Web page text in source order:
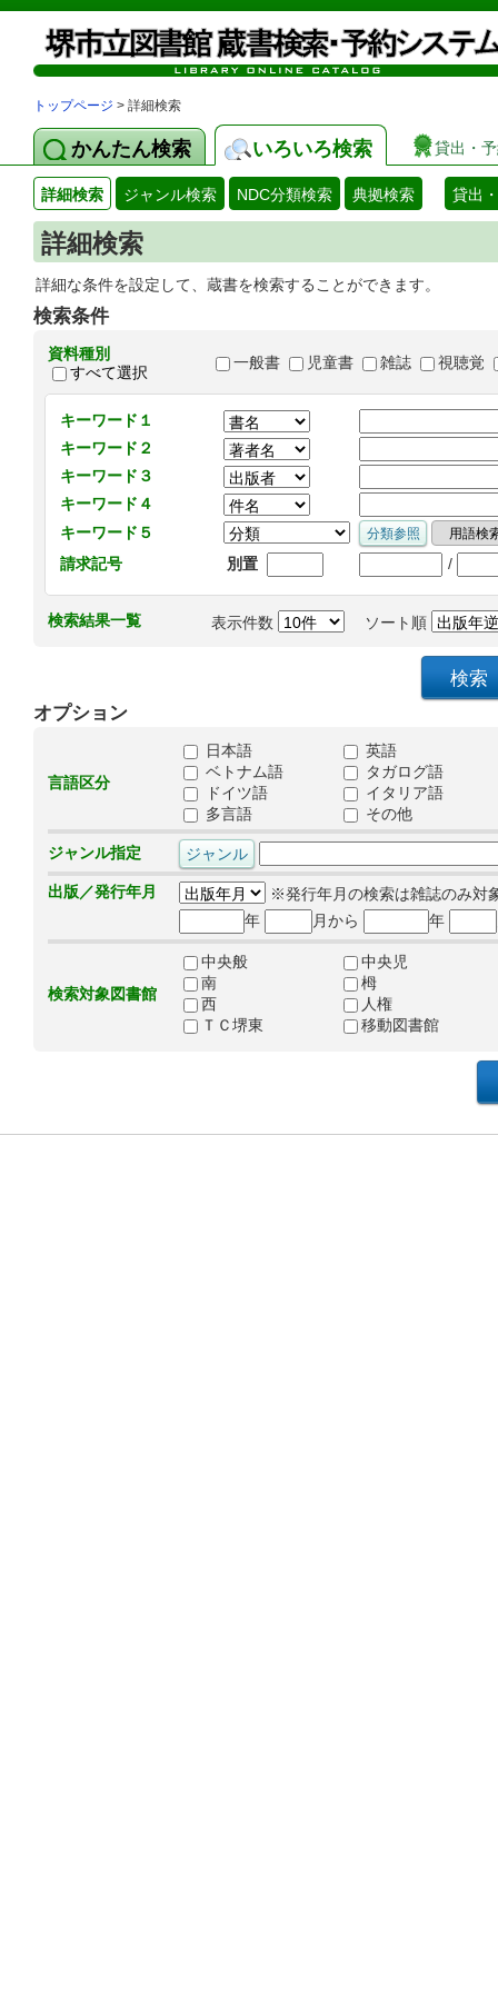
トップページ > 詳細検索
かんたん検索 いろいろ検索 貸出・
詳細検索 ジャンル検索 NDC分類検索 典拠検索 貸出
詳細検索
詳細な条件を設定して、蔵書を検索することができます。
検索条件
資料種別
すべて選択
一般書 児童書 雑誌 視聴覚
キーワード１
キーワード２
キーワード３
キーワード４
キーワード５
請求記号
別置 /
検索結果一覧 表示件数 ソート順
オプション
言語区分
日本語
英語
ベトナム語
タガログ語
ドイツ語
イタリア語
多言語
その他
ジャンル指定
出版／発行年月
※発行年月の検索は雑誌のみ対
年
月から 年
検索対象図書館
中央般
中央児
南
栂
西
人権
ＴＣ堺東
移動図書館